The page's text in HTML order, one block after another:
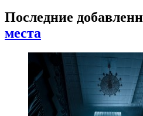
Последние
места